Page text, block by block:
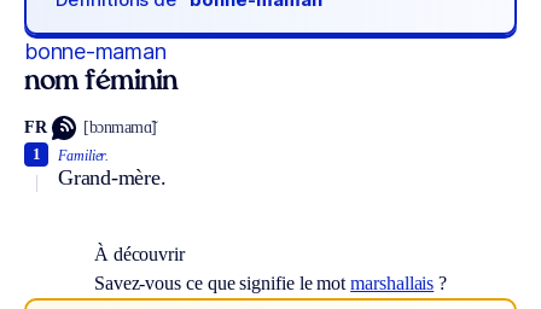
bonne-maman
nom féminin
FR [bɔnmamɑ̃]
Familier.
Grand-mère.
1
À découvrir
Savez-vous ce que signifie le motmarshallais ?